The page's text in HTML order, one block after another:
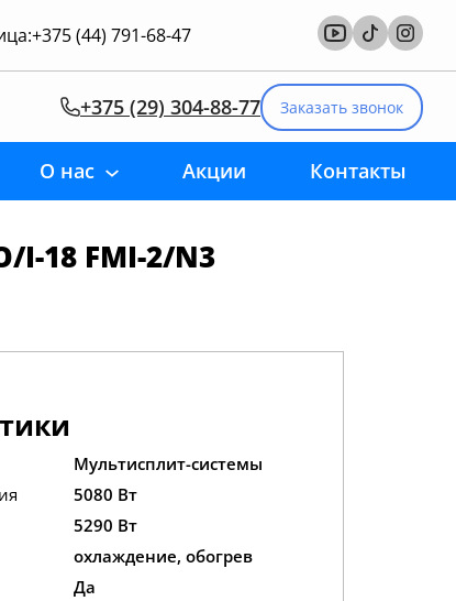
+375 (44) 791-68-47
+375 (29) 304-88-77 Заказать звонок
О нас Акции Контакты
I-18 FMI-2/N3
Мультисплит-системы
5080 Вт
5290 Вт
охлаждение, обогрев
Да